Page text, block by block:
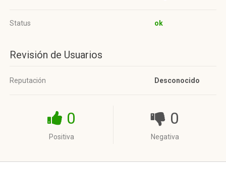
Status ok
Revisión de Usuarios
Reputación Desconocido
0
Positiva
0
Negativa